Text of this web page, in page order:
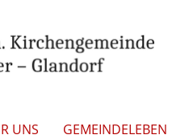
UNS GEMEINDELEBEN